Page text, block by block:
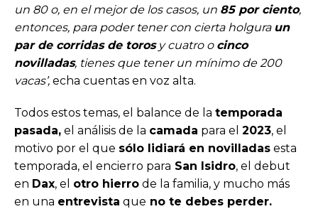
un 80 o, en el mejor de los casos, un 85 por ciento,
entonces, para poder tener con cierta holgura un
par de corridas de torosy cuatro o cinco
novilladas, tienes que tener un mínimo de 200
vacas’, echa cuentas en voz alta.
Todos estos temas, el balance de la temporada
pasada, el análisis de la camada para el 2023, el
motivo por el que sólo lidiará en novilladas esta
temporada, el encierro para San Isidro, el debut
en Dax, el otro hierro de la familia, y mucho más
en una entrevista que no te debes perder.